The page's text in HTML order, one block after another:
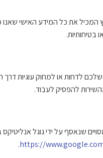
את כל המידע האישי
בטיחותיות.
לדחות או למחוק
להפסיק לעבוד.
https://
.